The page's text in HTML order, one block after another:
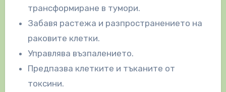
трансформиране в тумори.
Забавя растежа и разпространението на
раковите клетки.
Управлява възпалението.
Предпазва клетките и тъканите от
токсини.